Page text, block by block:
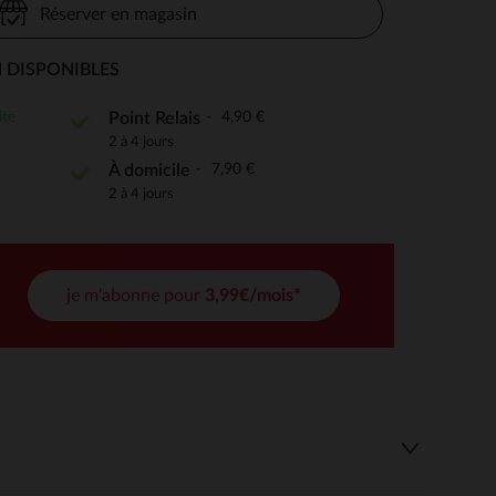
de confidentialité, en garantissant la conformité avec
Réserver en magasin
Point Relais 4,90 €
2 à 4 jours
À domicile 7,90 €
2 à 4 jours
je m'abonne pour 3,99€/mois*